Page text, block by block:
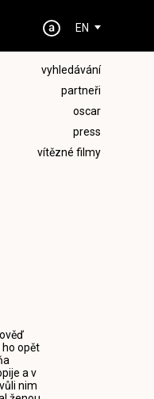
EN
vyhledávání
partneři
oscar
press
vítězné filmy
opět
a v
nim